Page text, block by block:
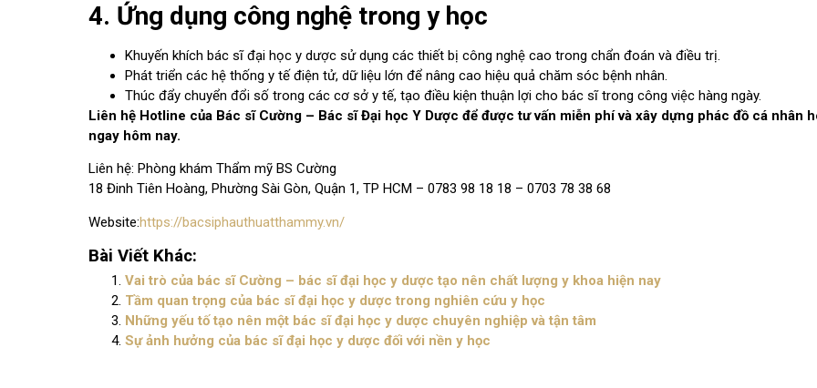
4. Ứng dụng công nghệ trong y học
Khuyến khích bác sĩ đại học y dược sử dụng các thiết bị công nghệ cao trong chẩn đoán và điều trị.
Phát triển các hệ thống y tế điện tử, dữ liệu lớn để nâng cao hiệu quả chăm sóc bệnh nhân.
Thúc đẩy chuyển đổi số trong các cơ sở y tế, tạo điều kiện thuận lợi cho bác sĩ trong công việc hàng ngày.
Liên hệ Hotline của Bác sĩ Cường – Bác sĩ Đại học Y Dược để được tư vấn miễn phí và xây dựng phác đồ cá nhân
ngay hôm nay.
Liên hệ: Phòng khám Thẩm mỹ BS Cường
18 Đinh Tiên Hoàng, Phường Sài Gòn, Quận 1, TP HCM – 0783 98 18 18 – 0703 78 38 68
Website:https://bacsiphauthuatthammy.vn/
Bài Viết Khác:
Vai trò của bác sĩ Cường – bác sĩ đại học y dược tạo nên chất lượng y khoa hiện nay
Tầm quan trọng của bác sĩ đại học y dược trong nghiên cứu y học
Những yếu tố tạo nên một bác sĩ đại học y dược chuyên nghiệp và tận tâm
Sự ảnh hưởng của bác sĩ đại học y dược đối với nền y học